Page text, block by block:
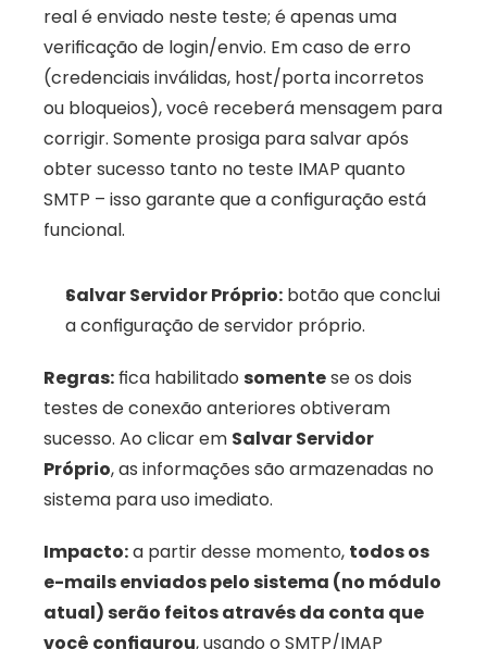
real é enviado neste teste; é apenas uma
verificação de login/envio. Em caso de erro
(credenciais inválidas, host/porta incorretos
ou bloqueios), você receberá mensagem para
corrigir. Somente prosiga para salvar após
obter sucesso tanto no teste IMAP quanto
SMTP – isso garante que a configuração está
funcional.
Salvar Servidor Próprio: botão que conclui
a configuração de servidor próprio.
Regras: fica habilitado somente se os dois
testes de conexão anteriores obtiveram
sucesso. Ao clicar em Salvar Servidor
Próprio, as informações são armazenadas no
sistema para uso imediato.
Impacto: a partir desse momento, todos os
e-mails enviados pelo sistema (no módulo
atual) serão feitos através da conta que
você configurou, usando o SMTP/IMAP